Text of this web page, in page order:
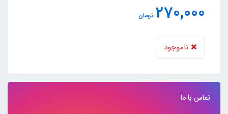
270,000 تومان
ناموجود
تماس با ما